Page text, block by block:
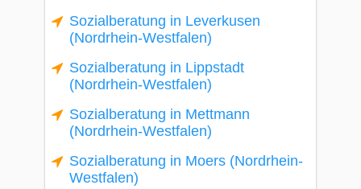
Sozialberatung in Leverkusen
(Nordrhein-Westfalen)
Sozialberatung in Lippstadt
(Nordrhein-Westfalen)
Sozialberatung in Mettmann
(Nordrhein-Westfalen)
Sozialberatung in Moers (Nordrhein-
Westfalen)